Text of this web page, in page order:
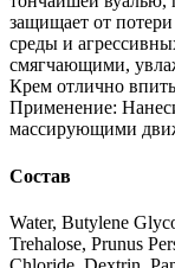
защищает от
среды и
смягчающими,
Крем отлично
Применение:
массирующими
Состав
Water, Butylene
Trehalose, Prunus